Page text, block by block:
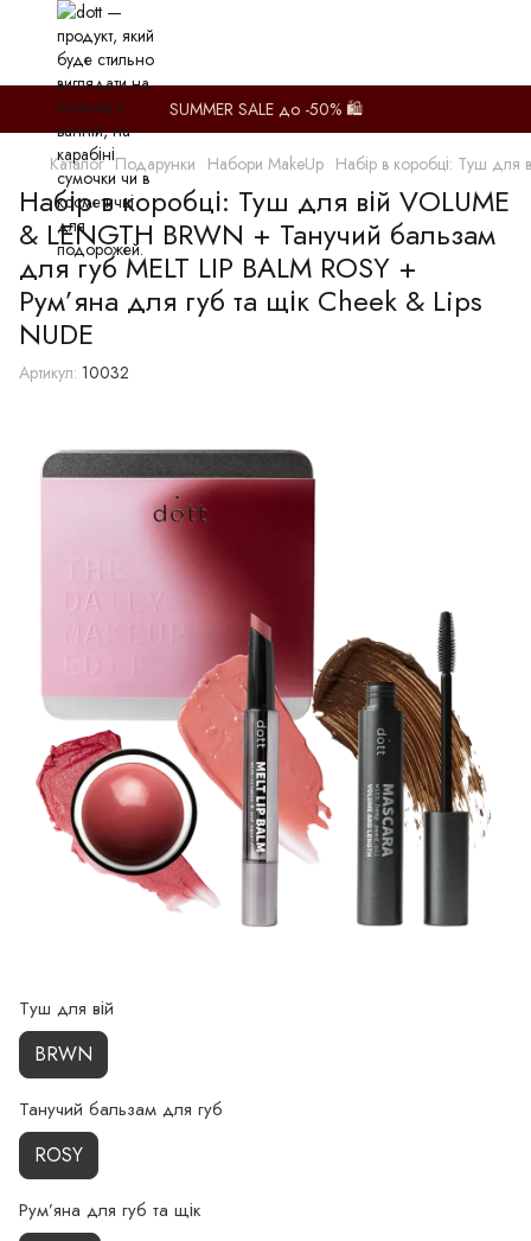
SUMMER SALE до -50% 🛍️
Каталог Подарунки Набори MakeUp Набір в коробці: Туш для
Набір в коробці: Туш для вій VOLUME
& LENGTH BRWN + Танучий бальзам
для губ MELT LIP BALM ROSY +
Рум’яна для губ та щік Cheek & Lips
NUDE
Артикул: 10032
Туш для вій
BRWN
Танучий бальзам для губ
ROSY
Рум’яна для губ та щік